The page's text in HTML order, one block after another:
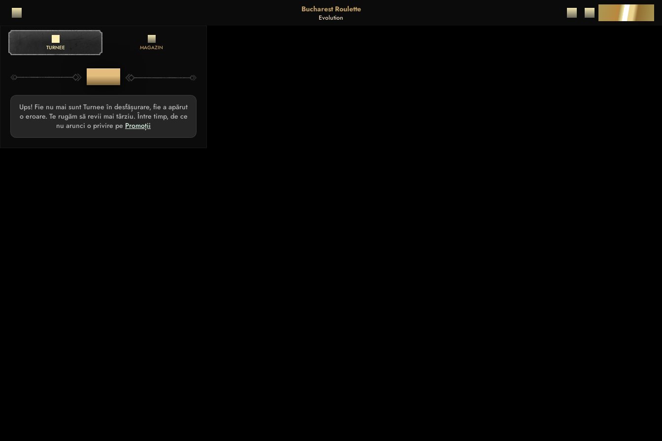
Bucharest Roulette
Evolution DEPUNERE
TURNEE MAGAZIN
TURNEE
Ups! Fie nu mai sunt Turnee în desfășurare, fie a apărut
o eroare. Te rugăm să revii mai târziu. Între timp, de ce
nu arunci o privire pe Promoții